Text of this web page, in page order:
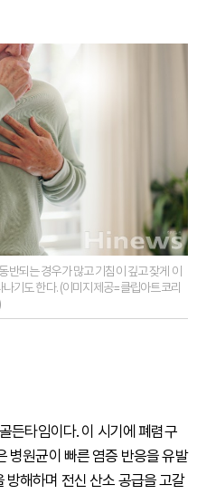
되는 경우가 많고 기침이 깊고 잦게 이
기도 한다. (이미지제공=클립아트코리
든타임이다. 이 시기에 폐렴구
병원균이 빠른 염증 반응을 유발
방해하며 전신 산소 공급을 고갈